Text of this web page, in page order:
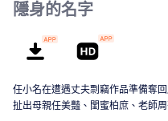
隱身的名字
任小名在遭遇丈夫剽竊作品準備奪
扯出母親任美豔、閨蜜柏庶、老師